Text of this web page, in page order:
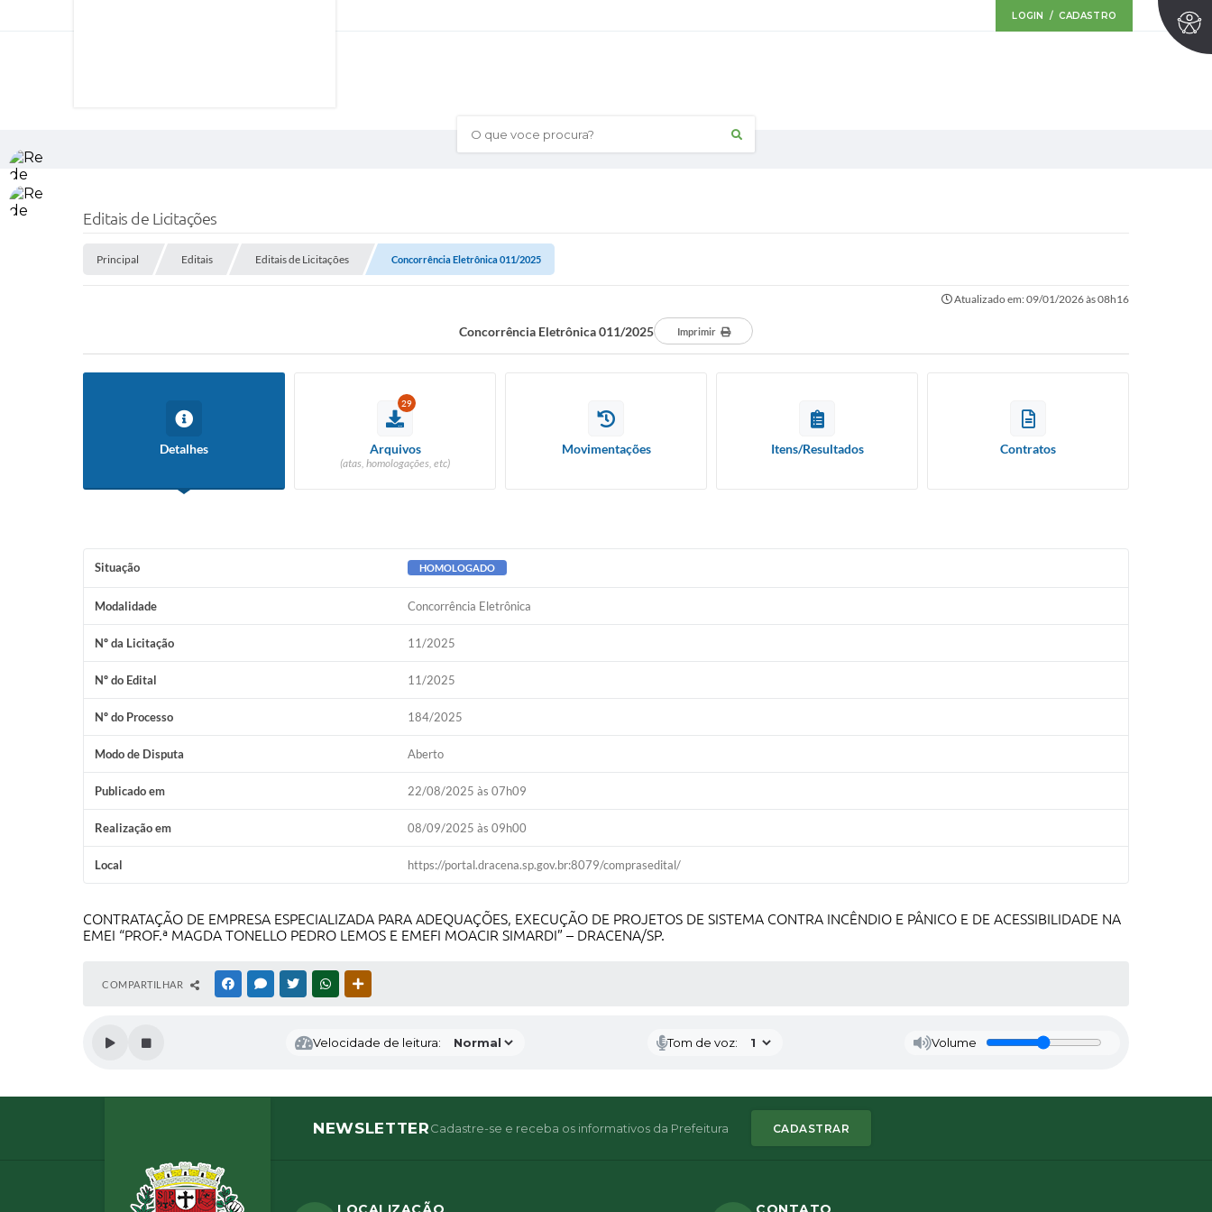
LOGIN / CADASTRO
O que voce procura?
Editais de Licitações
Principal Editais Editais de Licitações Concorrência Eletrônica 011/2025
Atualizado em: 09/01/2026 às 08h16
Concorrência Eletrônica 011/2025 Imprimir
Detalhes
29
Arquivos
(atas, homologações, etc)
Movimentações Itens/Resultados Contratos
Situação HOMOLOGADO
Modalidade Concorrência Eletrônica
Nº da Licitação 11/2025
Nº do Edital 11/2025
Nº do Processo 184/2025
Modo de Disputa Aberto
Publicado em 22/08/2025 às 07h09
Realização em 08/09/2025 às 09h00
Local https://portal.dracena.sp.gov.br:8079/comprasedital/
CONTRATAÇÃO DE EMPRESA ESPECIALIZADA PARA ADEQUAÇÕES, EXECUÇÃO DE PROJETOS DE SISTEMA CONTRA INCÊNDIO E PÂNICO E DE ACESSIBILIDADE NA
EMEI “PROF.ª MAGDA TONELLO PEDRO LEMOS E EMEFI MOACIR SIMARDI” – DRACENA/SP.
COMPARTILHAR FACEBOOKMESSENGER
TWITTERWHATSAPP
Velocidade de leitura: Tom de voz: Volume
NEWSLETTERCadastre-se e receba os informativos da Prefeitura CADASTRAR